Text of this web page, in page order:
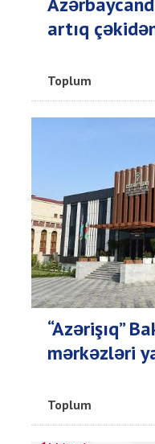
artıq
Toplum
“Azərişıq”
mərkəzləri
Toplum